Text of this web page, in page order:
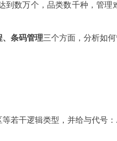
数万个，品类数千种，管理
条码管理三个方面，分析如
若干逻辑类型，并给与代号：